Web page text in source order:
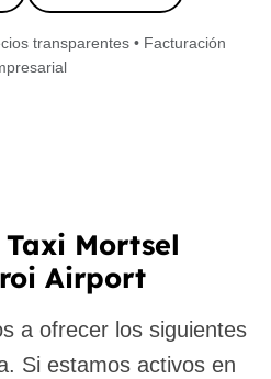
transparentes • Facturación
Mortsel
Airport
a ofrecer los siguientes
Si estamos activos en